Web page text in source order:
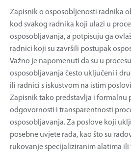
Zapisnik o osposobljenosti radnika
kod svakog radnika koji ulazi u
osposobljavanja, a potpisuju ga
radnici koji su završili postupak
Važno je napomenuti da su u procesu
osposobljavanja često uključeni i
ili radnici s iskustvom na istim
Zapisnik tako predstavlja i formalnu
odgovornosti i transparentnosti
osposobljavanja. Za poslove koji
posebne uvjete rada, kao što su
rukovanje specijaliziranim alatima ili